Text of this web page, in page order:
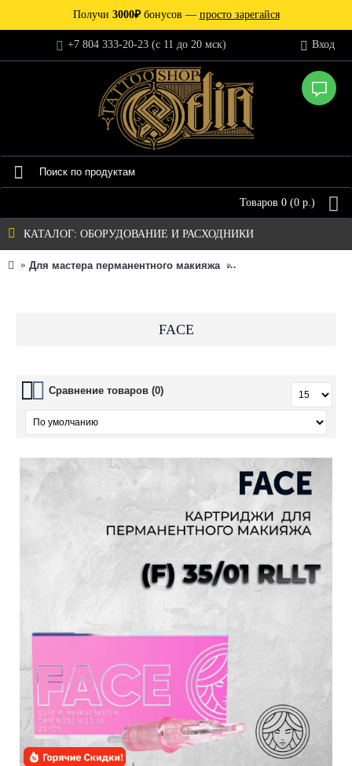
Получи 3000₽бонусов — просто зарегайся
+7 804 333-20-23 (c 11 до 20 мск) Вход
Товаров 0 (0 р.)
КАТАЛОГ: ОБОРУДОВАНИЕ И РАСХОДНИКИ
Для мастера перманентного макияжа Картриджи для
FACE
Сравнение товаров (0)